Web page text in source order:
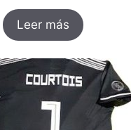
Leer más